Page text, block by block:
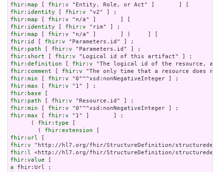
fhir:map [ fhir:v
fhir:identity [ fhir:v
fhir:map [ fhir:v
fhir:identity [ fhir:v
fhir:map [ fhir:v
fhir:id
[ fhir:v
fhir:path [ fhir:v
fhir:short [ fhir:v
fhir:definition [ fhir:v
fhir:comment [ fhir:v
fhir:min [ fhir:v
fhir:max [ fhir:v
fhir:base
fhir:path [ fhir:v
fhir:min [ fhir:v
fhir:max [ fhir:v "1" ]       ] ;
      (
fhir:type [
        (
fhir:extension
fhir:url
fhir:v
fhir:l
fhir:value
a